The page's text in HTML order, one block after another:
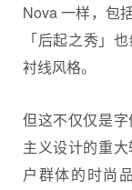
Nova 一样，包
「后起之秀」
衬线风格。
但这不仅仅是
主义设计的重
户群体的时尚